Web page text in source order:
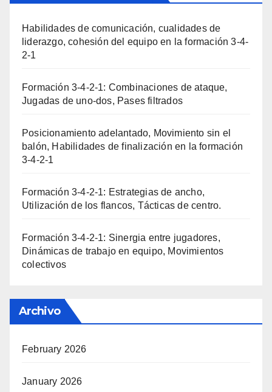
Habilidades de comunicación, cualidades de
liderazgo, cohesión del equipo en la formación 3-4-
2-1
Formación 3-4-2-1: Combinaciones de ataque,
Jugadas de uno-dos, Pases filtrados
Posicionamiento adelantado, Movimiento sin el
balón, Habilidades de finalización en la formación
3-4-2-1
Formación 3-4-2-1: Estrategias de ancho,
Utilización de los flancos, Tácticas de centro.
Formación 3-4-2-1: Sinergia entre jugadores,
Dinámicas de trabajo en equipo, Movimientos
colectivos
Archivo
February 2026
January 2026